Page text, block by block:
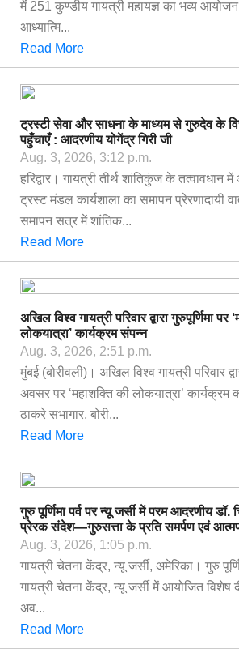
में 251 कुण्डीय गायत्री महायज्ञ का भव्य आयोजन
आध्यात्मि...
Read More
ट्रस्टी सेवा और साधना के माध्यम से गुरुदेव के
पहुँचाएँ : आदरणीय योगेंद्र गिरी जी
Aug. 3, 2026, 3:12 p.m.
हरिद्वार। गायत्री तीर्थ शांतिकुंज के तत्वावधान
ट्रस्ट मंडल कार्यशाला का समापन प्रेरणादायी
समापन सत्र में शांतिक...
Read More
अखिल विश्व गायत्री परिवार द्वारा गुरुपूर्णिमा पर
लोकयात्रा’ कार्यक्रम संपन्न
Aug. 3, 2026, 2:51 p.m.
मुंबई (बोरीवली)। अखिल विश्व गायत्री परिवार
अवसर पर ‘महाशक्ति की लोकयात्रा’
ठाकरे सभागार, बोरी...
Read More
गुरु पूर्णिमा पर्व पर न्यू जर्सी में परम आदरणीय डॉ.
प्रेरक संदेश—गुरुसत्ता के प्रति समर्पण एवं
Aug. 3, 2026, 1:05 p.m.
गायत्री चेतना केंद्र, न्यू जर्सी, अमेरिका। गुरु
गायत्री चेतना केंद्र, न्यू जर्सी में आयोजित विशेष
अव...
Read More